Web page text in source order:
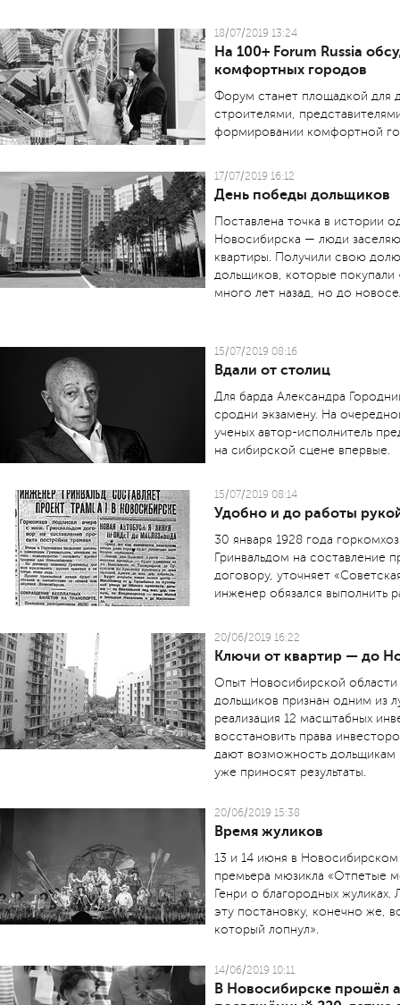
18/07/2019 13:24
На 100+ Forum Russia
комфортных городов
Форум станет площадкой для
строителями,
формировании комфортной
17/07/2019 16:12
День победы дольщиков
Поставлена точка в истории
Новосибирска — люди
квартиры. Получили свою
дольщиков, которые покупали
много лет назад, но до
15/07/2019 08:16
Вдали от столиц
Для барда Александра
сродни экзамену. На
ученых автор-исполнитель
на сибирской сцене впервые.
15/07/2019 08:14
Удобно и до работы
30 января 1928 года
Гринвальдом на составление
договору, уточняет
инженер обязался выполнить
20/06/2019 16:22
Ключи от квартир — до
Опыт Новосибирской
дольщиков признан одним из
реализация 12 масштабных
восстановить права
дают возможность дольщикам
уже приносят результаты.
20/06/2019 15:38
Время жуликов
13 и 14 июня в Новосибирском
премьера мюзикла «Отпетые
Генри о благородных
эту постановку, конечно же,
который лопнул».
14/06/2019 10:11
В Новосибирске прошёл